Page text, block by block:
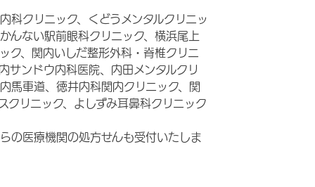
科クリニック、くどうメンタルクリニッ
んない駅前眼科クリニック、横浜尾上
ク、関内いしだ整形外科・脊椎クリニ
サンドウ内科医院、内田メンタルクリ
馬車道、徳井内科関内クリニック、関
クリニック、よしずみ耳鼻科クリニック
の医療機関の処方せんも受付いたしま